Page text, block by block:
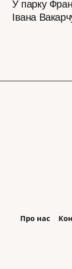
У парку
Івана
Про нас